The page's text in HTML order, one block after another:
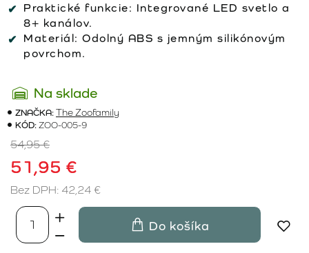
Praktické funkcie: Integrované LED svetlo a
8+ kanálov.
Materiál: Odolný ABS s jemným silikónovým
povrchom.
Na sklade
ZNAČKA:The Zoofamily
KÓD:ZOO-005-9
51,95 €
54,95 €
Bez DPH: 42,24 €
Do košíka